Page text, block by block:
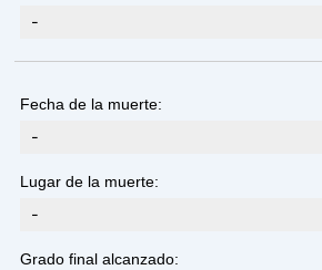
-
Fecha de la muerte:
-
Lugar de la muerte:
-
Grado final alcanzado: